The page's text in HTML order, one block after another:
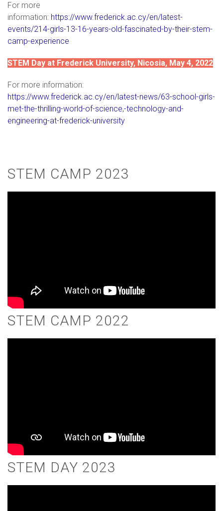
For more
information: https://www.frederick.ac.cy/en/latest-
events/214-girls-13-16-years-old-fascinated-by-their-stem-
camp-experience
STEM Day at Frederick University, Nicosia, May 4, 2022
For more information:
https://www.frederick.ac.cy/en/latest-news/63-school-girls-
met-the-thrilling-world-of-science,-technology-and-
engineering-at-frederick-university
STEM CAMP 2023
STEM CAMP 2022
STEM DAY 2023